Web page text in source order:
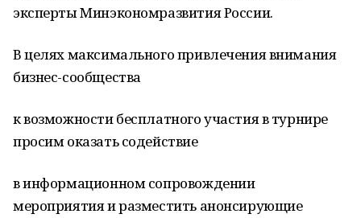
эксперты Минэкономразвития России.
В целях максимального привлечения внимания
бизнес-сообщества
к возможности бесплатного участия в турнире
просим оказать содействие
в информационном сопровождении
мероприятия и разместить анонсирующие